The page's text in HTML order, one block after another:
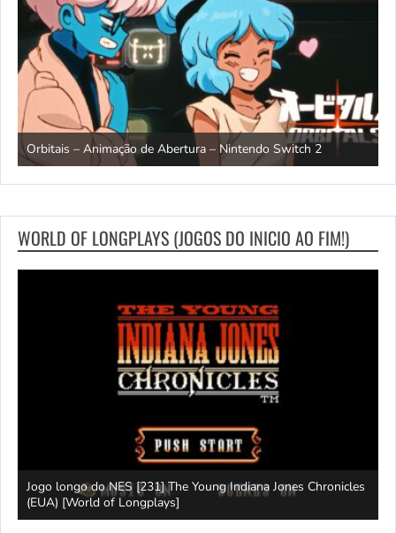
Orbitais – Animação de Abertura – Nintendo Switch 2
WORLD OF LONGPLAYS (JOGOS DO INICIO AO FIM!)
Jogo longo do NES [231] The Young Indiana Jones Chronicles
(EUA) [World of Longplays]